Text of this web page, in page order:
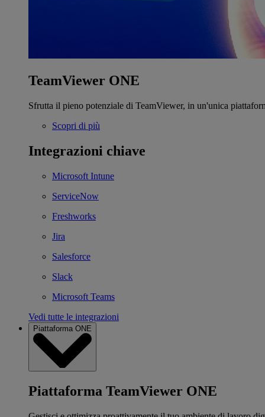
TeamViewer ONE
Sfrutta il pieno potenziale di TeamViewer, in un'unica
Scopri di più
Integrazioni chiave
Microsoft Intune
ServiceNow
Freshworks
Jira
Salesforce
Slack
Microsoft Teams
Vedi tutte le integrazioni
Piattaforma ONE
Piattaforma TeamViewer ONE